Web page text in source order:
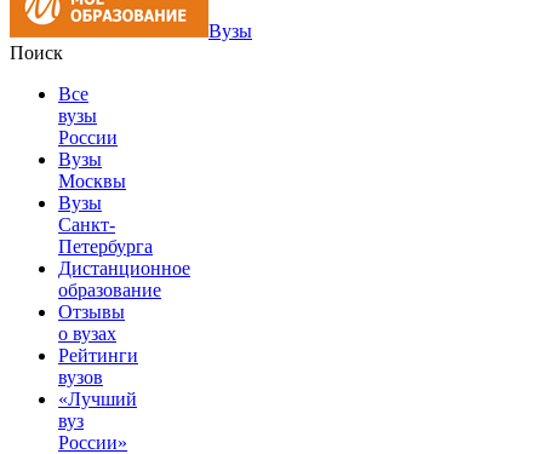
Вузы
Поиск
Все
вузы
России
Вузы
Москвы
Вузы
Санкт-
Петербурга
Дистанционное
образование
Отзывы
о вузах
Рейтинги
вузов
«Лучший
вуз
России»